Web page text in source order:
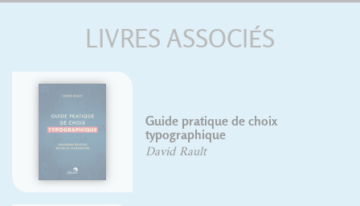
LIVRES ASSOCIÉS
Guide pratique de choix
typographique
David Rault